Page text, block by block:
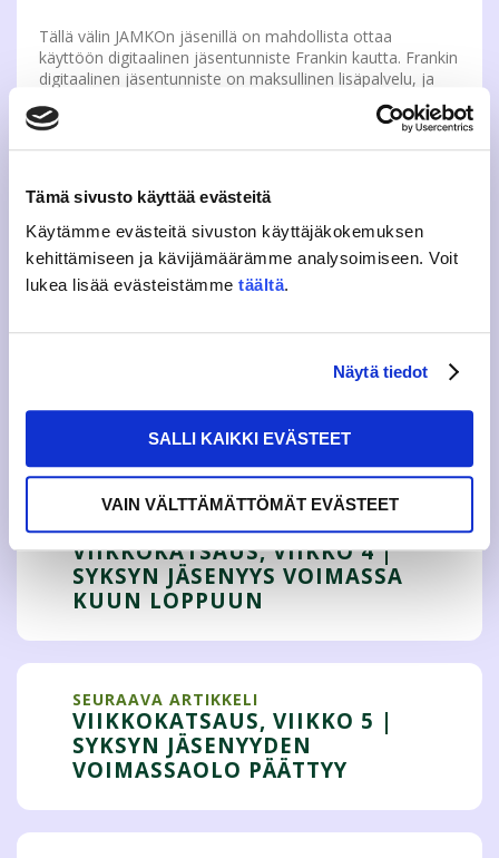
Tämä sivusto käyttää evästeitä
Käytämme evästeitä sivuston käyttäjäkokemuksen
kehittämiseen ja kävijämäärämme analysoimiseen. Voit
lukea lisää evästeistämme täältä.
Näytä tiedot
SALLI KAIKKI EVÄSTEET
VAIN VÄLTTÄMÄTTÖMÄT EVÄSTEET
Tällä välin JAMKOn jäsenillä on mahdollista ottaa
käyttöön digitaalinen jäsentunniste Frankin kautta. Frankin
digitaalinen jäsentunniste on maksullinen lisäpalvelu, ja
koskee vain Frankin digitaalisia palveluita, ei Frankin
fyysisiä kortteja. Fyysinen JAMKOn opiskelijakortti toimii
JAMKO tiedottaa alkuvuodesta tarkemmin
jäsenliittymänsä kehittymisestä ja uuden
opiskelijatunniste Pivon käyttöönotosta.
Lisätietoja
EDELLINEN ARTIKKELI
VIIKKOKATSAUS, VIIKKO 4 |
SYKSYN JÄSENYYS VOIMASSA
KUUN LOPPUUN
SEURAAVA ARTIKKELI
VIIKKOKATSAUS, VIIKKO 5 |
SYKSYN JÄSENYYDEN
VOIMASSAOLO PÄÄTTYY